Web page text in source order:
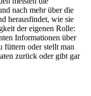
nach mehr über die
herausfindet, wie sie
der eigenen Rolle:
Informationen über
füttern oder stellt man
zurück oder gibt gar